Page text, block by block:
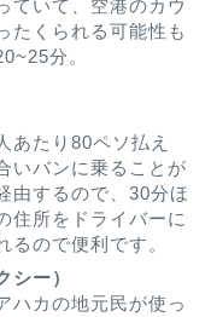
ていて、空港のカウ
たくられる可能性も
分。
あたり80ペソ払え
いバンに乗ることが
由するので、30分ほ
住所をドライバーに
るので便利です。
シー）
ハカの地元民が使っ